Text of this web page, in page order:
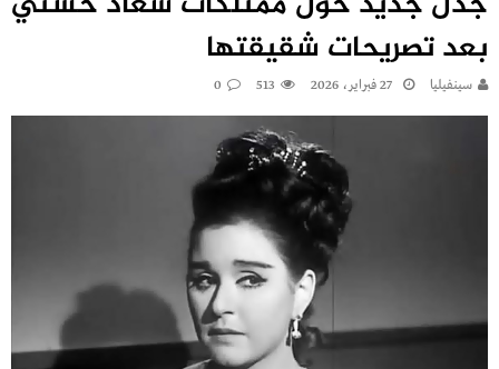
بعد تصريحات شقيقتها
سينفيليا 27 فبراير، 2026 513
0